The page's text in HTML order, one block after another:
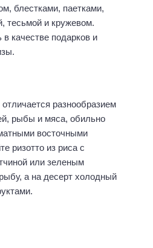
блестками, паетками,
тесьмой и кружевом.
качестве подарков и
разнообразием
рыбы и мяса, обильно
восточными
ризотто из риса с
или зеленым
а на десерт холодный